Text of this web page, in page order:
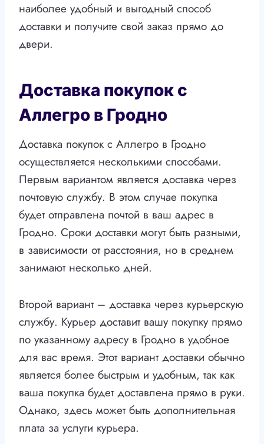
наиболее удобный и выгодный способ
доставки и получите свой заказ прямо до
двери.
Доставка покупок с
Аллегро в Гродно
Доставка покупок с Аллегро в Гродно
осуществляется несколькими способами.
Первым вариантом является доставка через
почтовую службу. В этом случае покупка
будет отправлена почтой в ваш адрес в
Гродно. Сроки доставки могут быть разными,
в зависимости от расстояния, но в среднем
занимают несколько дней.
Второй вариант – доставка через курьерскую
службу. Курьер доставит вашу покупку прямо
по указанному адресу в Гродно в удобное
для вас время. Этот вариант доставки обычно
является более быстрым и удобным, так как
ваша покупка будет доставлена прямо в руки.
Однако, здесь может быть дополнительная
плата за услуги курьера.